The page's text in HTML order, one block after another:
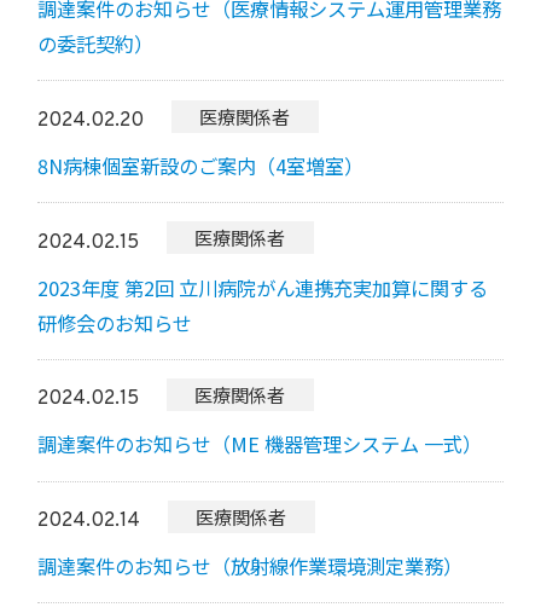
調達案件のお知らせ（医療情報システム運用管理業務
の委託契約）
2024.02.20 医療関係者
8N病棟個室新設のご案内（4室増室）
2024.02.15 医療関係者
2023年度 第2回 立川病院がん連携充実加算に関する
研修会のお知らせ
2024.02.15 医療関係者
調達案件のお知らせ（ME 機器管理システム 一式）
2024.02.14 医療関係者
調達案件のお知らせ（放射線作業環境測定業務）